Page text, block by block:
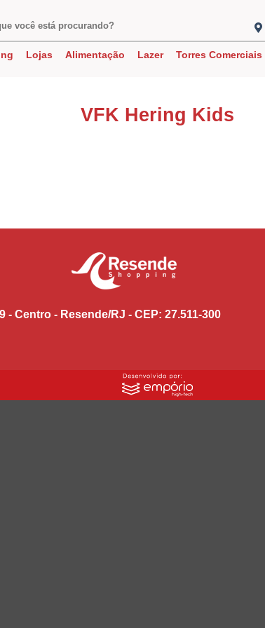
Lojas Alimentação Lazer Torres Comerciais
VFK Hering Kids
- Centro - Resende/RJ - CEP: 27.511-300